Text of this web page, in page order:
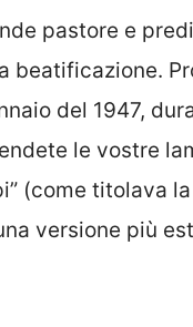
pastore e
beatificazione.
del 1947,
le vostre
(come titolava
versione più